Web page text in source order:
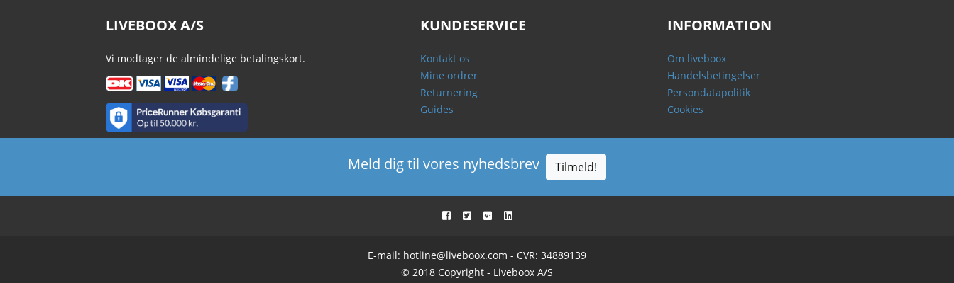
LIVEBOOX A/S
Vi modtager de almindelige betalingskort.
KUNDESERVICE
Kontakt os
Mine ordrer
Returnering
Guides
INFORMATION
Om liveboox
Handelsbetingelser
Persondatapolitik
Cookies
Meld dig til vores nyhedsbrev Tilmeld!
E-mail: hotline@liveboox.com - CVR: 34889139
© 2018 Copyright - Liveboox A/S